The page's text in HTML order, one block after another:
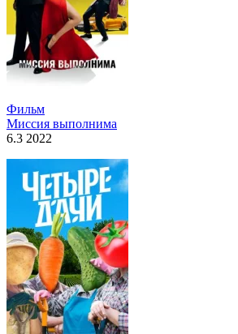
Фильм
Миссия выполнима
6.3 2022